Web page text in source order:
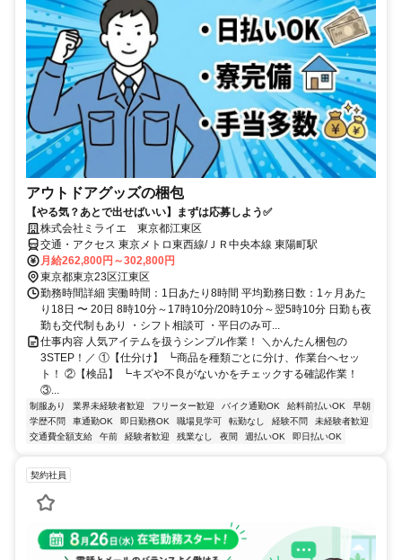
アウトドアグッズの梱包
【やる気？あとで出せばいい】まずは応募しよう✅
株式会社ミライエ 東京都江東区
交通・アクセス 東京メトロ東西線/ＪＲ中央本線 東陽町駅
月給262,800円～302,800円
東京都東京23区江東区
勤務時間詳細 実働時間：1日あたり8時間 平均勤務日数：1ヶ月あた
り18日 〜 20日 8時10分～17時10分/20時10分～翌5時10分 日勤も夜
勤も交代制もあり ・シフト相談可 ・平日のみ可...
仕事内容 人気アイテムを扱うシンプル作業！ ＼かんたん梱包の
3STEP！／ ①【仕分け】 ┗商品を種類ごとに分け、作業台へセッ
ト！ ②【検品】 ┗キズや不良がないかをチェックする確認作業！
③...
制服あり 業界未経験者歓迎 フリーター歓迎 バイク通勤OK 給料前払いOK
早朝
学歴不問
車通勤OK 即日勤務OK 職場見学可 転勤なし 経験不問
未経験者歓迎
交通費全額支給
午前 経験者歓迎 残業なし 夜間 週払いOK 即日払いOK
契約社員